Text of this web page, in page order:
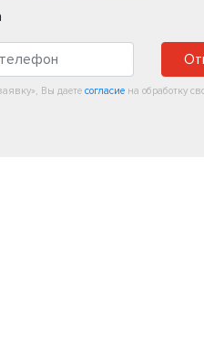
Вы даете согласиена обработку